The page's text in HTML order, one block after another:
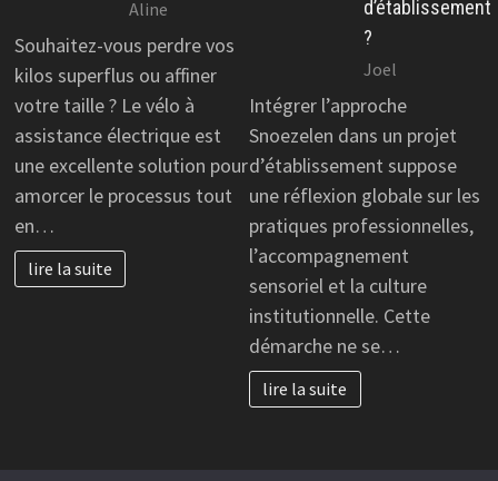
Aline
Souhaitez-vous perdre vos
kilos superflus ou affiner
votre taille ? Le vélo à
assistance électrique est
une excellente solution pour
amorcer le processus tout
en…
lire la suite
d’établissement
?
Joel
Intégrer l’approche
Snoezelen dans un projet
d’établissement suppose
une réflexion globale sur les
pratiques professionnelles,
l’accompagnement
sensoriel et la culture
institutionnelle. Cette
démarche ne se…
lire la suite